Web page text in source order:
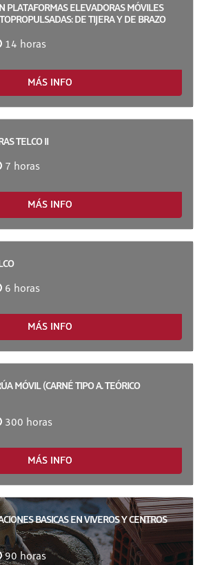
PLATAFORMAS ELEVADORAS MÓVILES
DE TIJERA Y DE BRAZO
14 horas
MÁS INFO
TELCO II
7 horas
MÁS INFO
6 horas
MÁS INFO
MÓVIL (CARNÉ TIPO A. TEÓRICO
300 horas
MÁS INFO
BASICAS EN VIVEROS Y CENTROS
90 horas